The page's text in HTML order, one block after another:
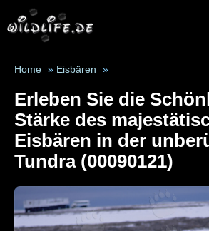
Home » Eisbären »
Erleben Sie die
Stärke des
Eisbären in der
Tundra (00090121)